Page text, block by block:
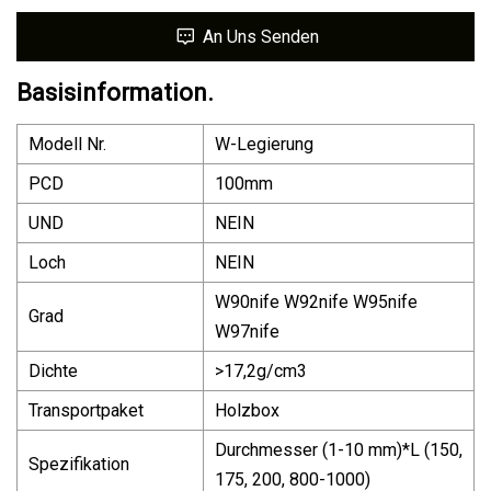
An Uns Senden
Basisinformation.
Modell Nr.
W-Legierung
PCD
100mm
UND
NEIN
Loch
NEIN
Grad
W90nife W92nife W95nife
W97nife
Dichte
>17,2g/cm3
Transportpaket
Holzbox
Spezifikation
Durchmesser (1-10 mm)*L (150,
175, 200, 800-1000)